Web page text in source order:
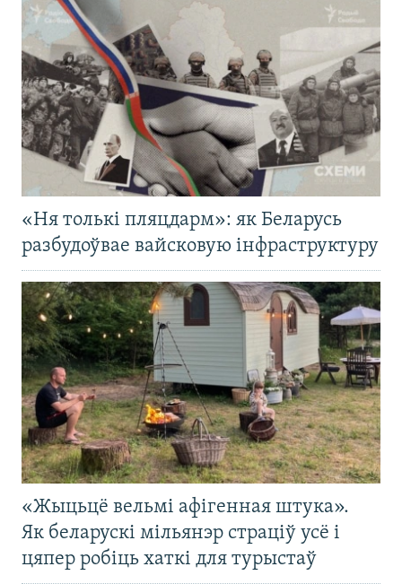
«Ня толькі пляцдарм»: як Беларусь
разбудоўвае вайсковую інфраструктуру
«Жыцьцё вельмі афігенная штука».
Як беларускі мільянэр страціў усё і
цяпер робіць хаткі для турыстаў